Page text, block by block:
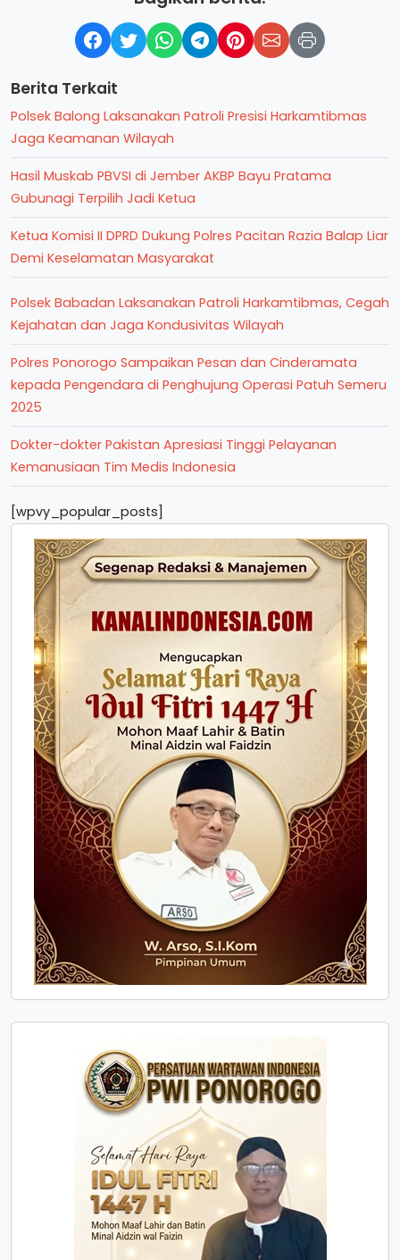
Berita Terkait
Polsek Balong Laksanakan Patroli Presisi Harkamtibmas
Jaga Keamanan Wilayah
Hasil Muskab PBVSI di Jember AKBP Bayu Pratama
Gubunagi Terpilih Jadi Ketua
Ketua Komisi II DPRD Dukung Polres Pacitan Razia Balap Liar
Demi Keselamatan Masyarakat
Polsek Babadan Laksanakan Patroli Harkamtibmas, Cegah
Kejahatan dan Jaga Kondusivitas Wilayah
Polres Ponorogo Sampaikan Pesan dan Cinderamata
kepada Pengendara di Penghujung Operasi Patuh Semeru
2025
Dokter-dokter Pakistan Apresiasi Tinggi Pelayanan
Kemanusiaan Tim Medis Indonesia
[wpvy_popular_posts]